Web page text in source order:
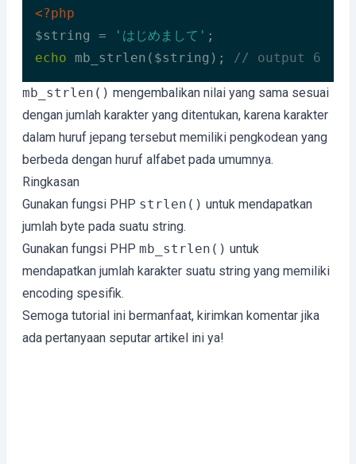
<?php
$string =
'はじめまして'
echo mb_strlen($string); // output 6
Code language: HTML, XML (xml)
mb_strlen() mengembalikan nilai yang sama sesuai
dengan jumlah karakter yang ditentukan, karena karakter
dalam huruf jepang tersebut memiliki pengkodean yang
berbeda dengan huruf alfabet pada umumnya.
Ringkasan
Gunakan fungsi PHP strlen() untuk mendapatkan
jumlah byte pada suatu string.
Gunakan fungsi PHP mb_strlen() untuk
mendapatkan jumlah karakter suatu string yang memiliki
encoding spesifik.
Semoga tutorial ini bermanfaat, kirimkan komentar jika
ada pertanyaan seputar artikel ini ya!